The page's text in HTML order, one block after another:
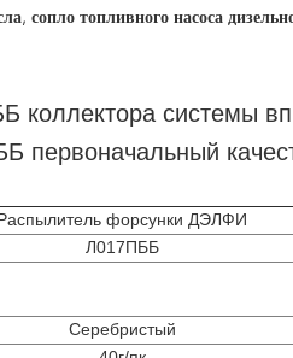
, сопло топливного насоса
коллектора системы
первоначальный
форсунки ДЭЛФИ
Л017ПББ
Серебристый